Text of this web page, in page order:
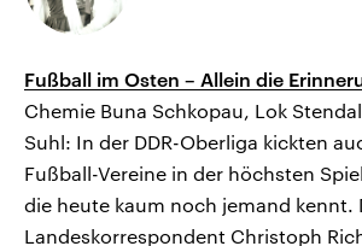
Fußball im Osten – Allein die
Chemie Buna Schkopau, Lok
Suhl: In der DDR-Oberliga kickten
Fußball-Vereine in der höchsten
die heute kaum noch jemand kennt.
Landeskorrespondent Christoph